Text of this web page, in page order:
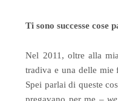
Ti sono successe cose
Nel 2011, oltre alla
tradiva e una delle mie
Spei parlai di queste
pregavano per me –